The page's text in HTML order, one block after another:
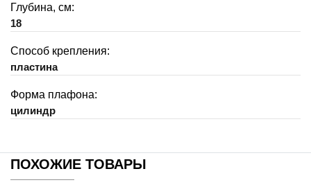
Глубина, см:
18
Способ крепления:
пластина
Форма плафона:
цилиндр
ПОХОЖИЕ ТОВАРЫ